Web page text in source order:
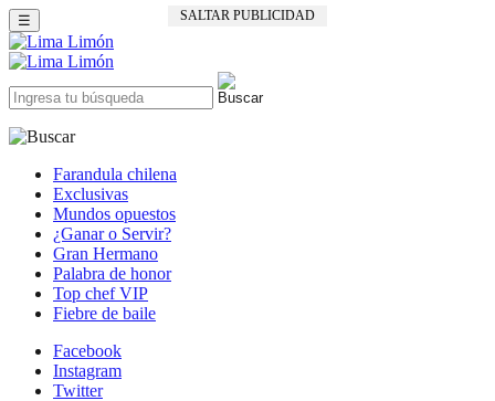
SALTAR PUBLICIDAD
☰
Farandula chilena
Exclusivas
Mundos opuestos
¿Ganar o Servir?
Gran Hermano
Palabra de honor
Top chef VIP
Fiebre de baile
Facebook
Instagram
Twitter